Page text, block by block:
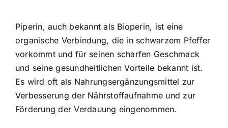
Piperin, auch bekannt als Bioperin, ist eine
organische Verbindung, die in schwarzem Pfeffer
vorkommt und für seinen scharfen Geschmack
und seine gesundheitlichen Vorteile bekannt ist.
Es wird oft als Nahrungsergänzungsmittel zur
Verbesserung der Nährstoffaufnahme und zur
Förderung der Verdauung eingenommen.